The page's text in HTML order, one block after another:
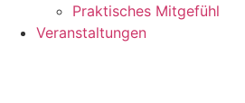
Praktisches Mitgefühl
Veranstaltungen